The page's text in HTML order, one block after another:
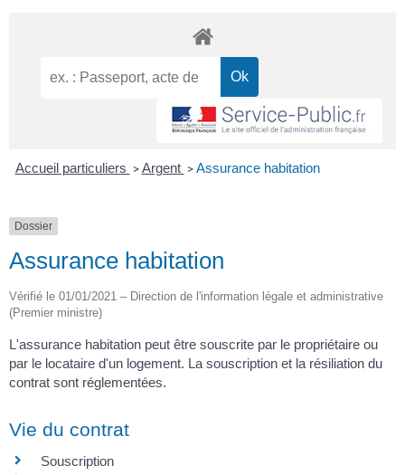
Accueil particuliers > Argent > Assurance habitation
Dossier
Assurance habitation
Vérifié le 01/01/2021 – Direction de l'information légale et administrative
(Premier ministre)
L'assurance habitation peut être souscrite par le propriétaire ou
par le locataire d'un logement. La souscription et la résiliation du
contrat sont réglementées.
Vie du contrat
Souscription